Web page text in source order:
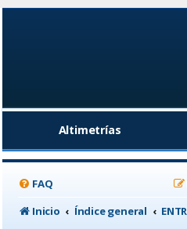
Altimetrías
FAQ
Inicio
Índice general